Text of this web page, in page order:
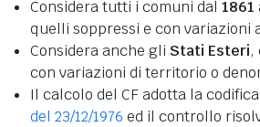
Considera tutti i comuni dal 1861
quelli soppressi e con variazioni
Considera anche gli Stati Esteri,
con variazioni di territorio o
Il calcolo del CF adotta la
del 23/12/1976 ed il controllo